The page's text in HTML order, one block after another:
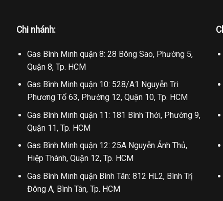
Chi nhánh:
Gas Bình Minh quận 8: 28 Bông Sao, Phường 5,
Quận 8, Tp. HCM
Gas Bình Minh quận 10: 528/A1 Nguyễn Tri
Phương Tổ 63, Phường 12, Quận 10, Tp. HCM
Gas Bình Minh quận 11: 181 Bình Thới, Phường 9,
Quận 11, Tp. HCM
Gas Bình Minh quận 12: 25A Nguyễn Ảnh Thủ,
Hiệp Thành, Quận 12, Tp. HCM
Gas Bình Minh quận Bình Tân: 812 HL2, Bình Trị
Đông A, Bình Tân, Tp. HCM